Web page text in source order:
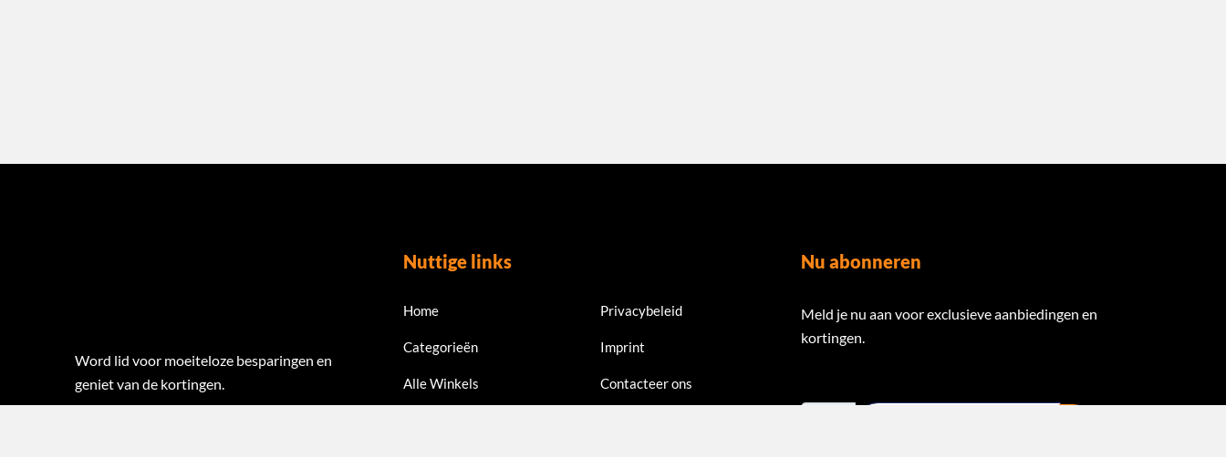
Word lid voor moeiteloze besparingen en
geniet van de kortingen.
Nuttige links
Home
Categorieën
Alle Winkels
Privacybeleid
Imprint
Contacteer ons
Nu abonneren
Meld je nu aan voor exclusieve aanbiedingen en
kortingen.